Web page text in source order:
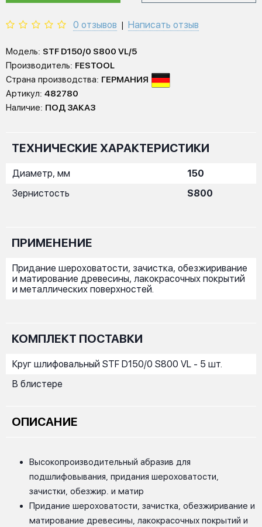
0 отзывов Написать отзыв
Модель: STF D150/0 S800 VL/5
Производитель: FESTOOL
Страна производства: ГЕРМАНИЯ
Артикул: 482780
Наличие: ПОД ЗАКАЗ
ТЕХНИЧЕСКИЕ ХАРАКТЕРИСТИКИ
Диаметр, мм
150
Зернистость
S800
ПРИМЕНЕНИЕ
Придание шероховатости, зачистка, обезжиривание
и матирование древесины, лакокрасочных покрытий
и металлических поверхностей.
КОМПЛЕКТ ПОСТАВКИ
Круг шлифовальный STF D150/0 S800 VL - 5 шт.
В блистере
ОПИСАНИЕ
Высокопроизводительный абразив для
подшлифовывания, придания шероховатости,
зачистки, обезжир. и матир
Придание шероховатости, зачистка, обезжиривание и
матирование древесины, лакокрасочных покрытий и